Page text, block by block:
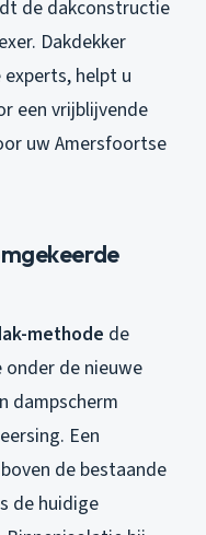
de dakconstructie
Dakdekker
helpt u
een vrijblijvende
uw Amersfoortse
methode de
de nieuwe
dampscherm
Een
de bestaande
de huidige